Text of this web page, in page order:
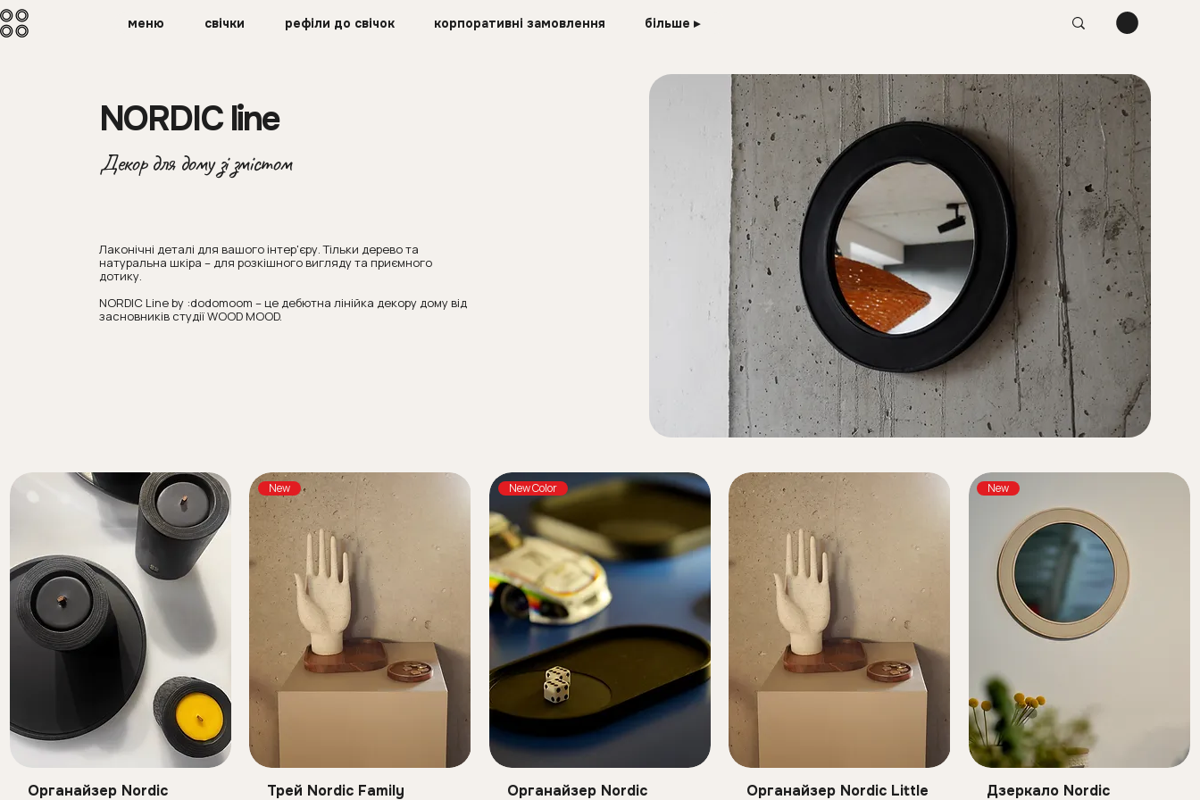
меню свічки рефіли до свічок корпоративні замовлення більше ▸
NORDIC line
Декор для дому зі змістом
Лаконічні деталі для вашого інтер'єру. Тільки дерево та
натуральна шкіра – для розкішного вигляду та приємного
дотику.
NORDIC Line by :dodomoom – це дебютна лінійка декору дому від
засновників студії WOOD MOOD.
Швидкий перегляд
Органайзер Nordic
Швидкий перегляд
New
Трей Nordic Family Швидкий перегляд
New Color
Органайзер Nordic
Швидкий перегляд
Органайзер Nordic Little Швидкий перегляд
New
Дзеркало Nordic